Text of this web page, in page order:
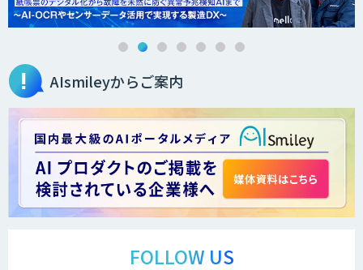
Brain Plus for Sales
データ分析/AI開発/コンサルティング
Docify（ドシファイ）
AIsmileyからご案内
FOLLOW US